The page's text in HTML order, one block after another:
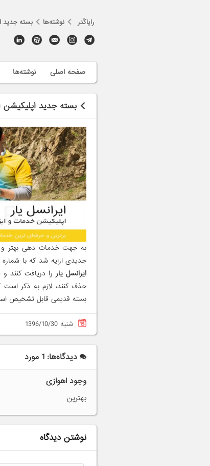
رایاکُدر نوشته‌ها بسته جدید
صفحه اصلی نوشته‌ها
بسته جدید اپلیکیشن
به جهت خدمات دهی بهتر
جدیدی ارایه شد که با شماره نسخه 4.1 قابل شناسایی است و به
ایرانسل یار
بسته قدیمی قابل تشخیص
شنبه 1396/10/30
دیدگاه‌ها: 1 مورد
وجود اهوازی
بهترین
نوشتن دیدگاه